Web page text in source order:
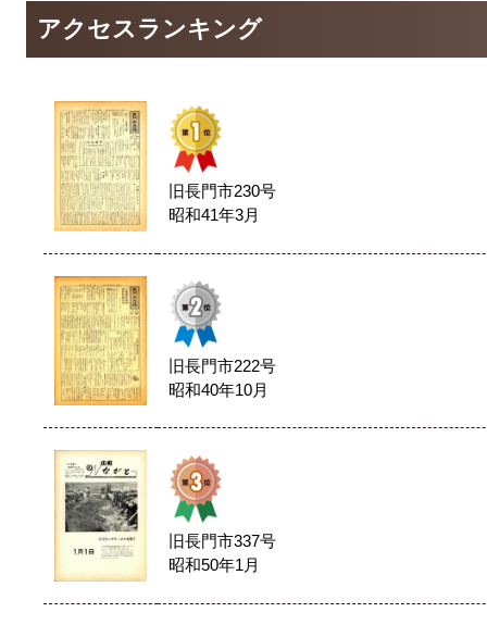
アクセスランキング
旧長門市230号
昭和41年3月
旧長門市222号
昭和40年10月
旧長門市337号
昭和50年1月